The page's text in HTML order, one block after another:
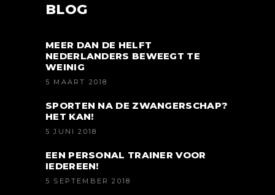
BLOG
MEER DAN DE HELFT
NEDERLANDERS BEWEEGT TE
WEINIG
5 MAART 2018
SPORTEN NA DE ZWANGERSCHAP?
HET KAN!
5 JUNI 2018
EEN PERSONAL TRAINER VOOR
IEDEREEN!
5 SEPTEMBER 2018